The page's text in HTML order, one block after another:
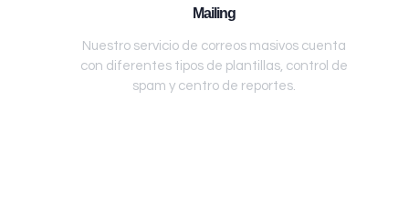
Mailing
Nuestro servicio de correos masivos cuenta
con diferentes tipos de plantillas, control de
spam y centro de reportes.